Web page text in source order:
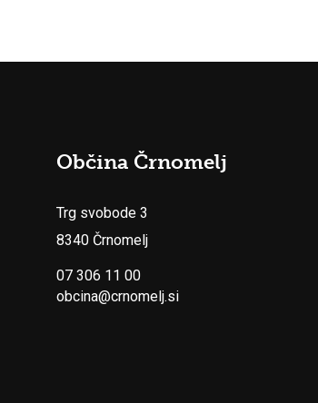
Občina Črnomelj
Trg svobode 3
8340 Črnomelj
07 306 11 00
obcina@crnomelj.si